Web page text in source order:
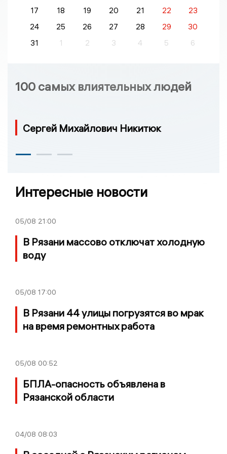
17
18 19 20 21 22
23
24
25 26 27 28 29
30
31
1 2 3 4 5 6
100 самых влиятельных людей
Сергей Михайлович Никитюк
Интересные новости
05/08 21:00
В Рязани массово отключат холодную
воду
05/08 17:00
В Рязани 44 улицы погрузятся во мрак
на время ремонтных работа
05/08 00:52
БПЛА-опасность объявлена в
Рязанской области
04/08 08:03